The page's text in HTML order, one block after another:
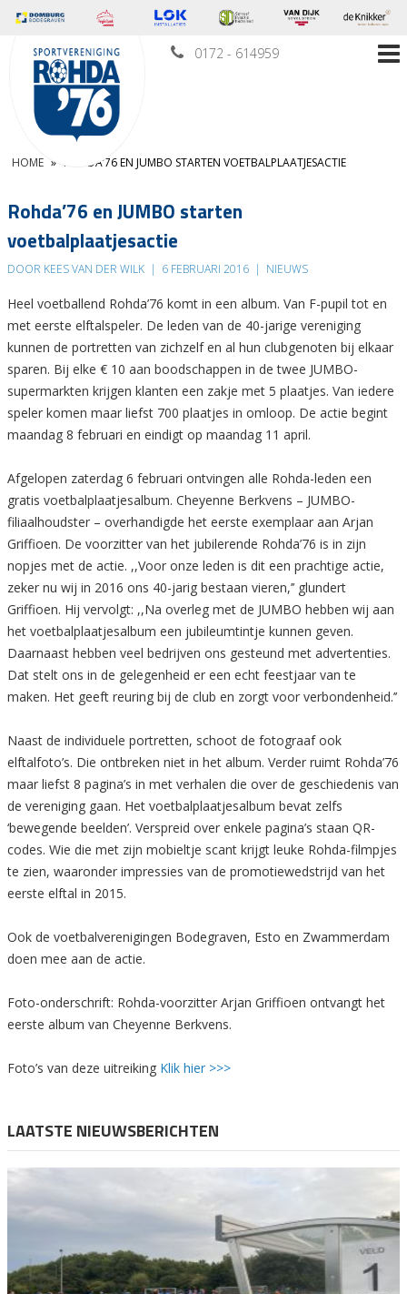
0172 - 614959
HOME » ROHDA’76 EN JUMBO STARTEN VOETBALPLAATJESACTIE
Rohda’76 en JUMBO starten
voetbalplaatjesactie
DOOR KEES VAN DER WILK | 6 FEBRUARI 2016 | NIEUWS
Heel voetballend Rohda’76 komt in een album. Van F-pupil tot en
met eerste elftalspeler. De leden van de 40-jarige vereniging
kunnen de portretten van zichzelf en al hun clubgenoten bij elkaar
sparen. Bij elke € 10 aan boodschappen in de twee JUMBO-
supermarkten krijgen klanten een zakje met 5 plaatjes. Van iedere
speler komen maar liefst 700 plaatjes in omloop. De actie begint
maandag 8 februari en eindigt op maandag 11 april.
Afgelopen zaterdag 6 februari ontvingen alle Rohda-leden een
gratis voetbalplaatjesalbum. Cheyenne Berkvens – JUMBO-
filiaalhoudster – overhandigde het eerste exemplaar aan Arjan
Griffioen. De voorzitter van het jubilerende Rohda’76 is in zijn
nopjes met de actie. ,,Voor onze leden is dit een prachtige actie,
zeker nu wij in 2016 ons 40-jarig bestaan vieren,’’ glundert
Griffioen. Hij vervolgt: ,,Na overleg met de JUMBO hebben wij aan
het voetbalplaatjesalbum een jubileumtintje kunnen geven.
Daarnaast hebben veel bedrijven ons gesteund met advertenties.
Dat stelt ons in de gelegenheid er een echt feestjaar van te
maken. Het geeft reuring bij de club en zorgt voor verbondenheid.’’
Naast de individuele portretten, schoot de fotograaf ook
elftalfoto’s. Die ontbreken niet in het album. Verder ruimt Rohda’76
maar liefst 8 pagina’s in met verhalen die over de geschiedenis van
de vereniging gaan. Het voetbalplaatjesalbum bevat zelfs
‘bewegende beelden’. Verspreid over enkele pagina’s staan QR-
codes. Wie die met zijn mobieltje scant krijgt leuke Rohda-filmpjes
te zien, waaronder impressies van de promotiewedstrijd van het
eerste elftal in 2015.
Ook de voetbalverenigingen Bodegraven, Esto en Zwammerdam
doen mee aan de actie.
Foto-onderschrift: Rohda-voorzitter Arjan Griffioen ontvangt het
eerste album van Cheyenne Berkvens.
Foto’s van deze uitreiking Klik hier >>>
LAATSTE NIEUWSBERICHTEN